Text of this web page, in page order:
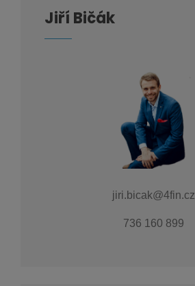
Jiří Bičák
jiri.bicak@4fin.cz
736 160 899